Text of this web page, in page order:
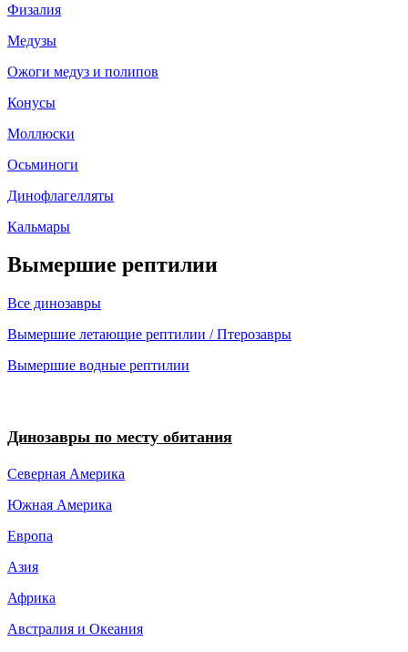
Физалия
Медузы
Ожоги медуз и полипов
Конусы
Моллюски
Осьминоги
Динофлагелляты
Кальмары
Вымершие рептилии
Все динозавры
Вымершие летающие рептилии / Птерозавры
Вымершие водные рептилии
Динозавры по месту обитания
Северная Америка
Южная Америка
Европа
Азия
Африка
Австралия и Океания